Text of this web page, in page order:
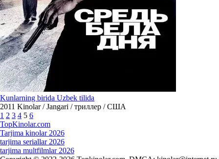
Kunlarning birida Uzbek tilida
2011 Kinolar / Jangari / триллер / США
1 2 3 4 5 6
TopKinolar.com
Tarjima kinolar 2026
tarjima seriallar 2026
tarjima multfilmlar 2026